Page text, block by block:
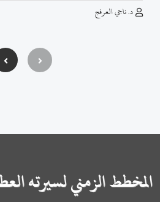
د. ناجي العرفج
المخطط الزمني لسيرته